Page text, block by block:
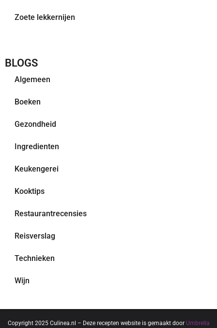
Zoete lekkernijen
BLOGS
Algemeen
Boeken
Gezondheid
Ingredienten
Keukengerei
Kooktips
Restaurantrecensies
Reisverslag
Technieken
Wijn
Copyright 2025 Culinea.nl – Deze recepten website is gemaakt door Umbrella